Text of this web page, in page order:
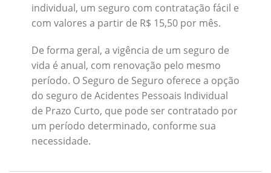
individual, um seguro com contratação fácil e
com valores a partir de R$ 15,50 por mês.
De forma geral, a vigência de um seguro de
vida é anual, com renovação pelo mesmo
período. O Seguro de Seguro oferece a opção
do seguro de Acidentes Pessoais Individual
de Prazo Curto, que pode ser contratado por
um período determinado, conforme sua
necessidade.